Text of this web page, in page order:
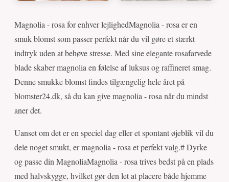
Magnolia - rosa for enhver lejlighedMagnolia - rosa er en
smuk blomst som passer perfekt når du vil gøre et stærkt
indtryk uden at behøve stresse. Med sine elegante rosafarvede
blade skaber magnolia en følelse af luksus og raffineret smag.
Denne smukke blomst findes tilgængelig hele året på
blomster24.dk, så du kan give magnolia - rosa når du mindst
aner det.
Uanset om det er en speciel dag eller et spontant øjeblik vil du
dele noget smukt, er magnolia - rosa et perfekt valg.# Dyrke
og passe din MagnoliaMagnolia - rosa trives bedst på en plads
med halvskygge, hvilket gør den let at placere både hjemme